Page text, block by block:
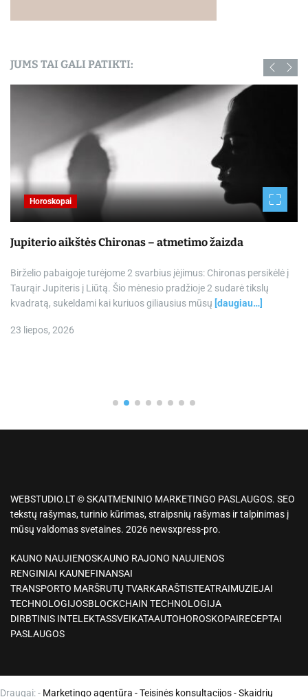
JUMS TAI GALI PATIKTI:
Horoskopai
Jupiterio aikštės Chironas – atmetimo žaizda
Birželio pabaigoje turėjome 2 svarbius įėjimus: Chironas persikėlė į
Taurąir Jupiteris į Liūtą. Šio mėnesio pradžioje 2 sudarė tikslų
kvadratą, sukeldami kai kuriuos giliausius mūsų [daugiau…]
23 liepos, 2026
WEBSTUDIO.LT © SKAITMENINIO MARKETINGO PASLAUGOS. SEO
tekstų rašymas, turinio kūrimas, straipsnių rašymas ir talpinimas į
mūsų valdomas svetaines. 2026 newsxpress-pro.
KAUNO NAUJIENOSKAUNO RAJONO NAUJIENOS
RENGINIAI KAUNEFINANSAI
TRANSPORTO MARŠRUTŲ TVARKARAŠTISTEATRAIMUZIEJAI
TECHNOLOGIJOSBLOCKCHAIN TECHNOLOGIJA
DIRBTINIS INTELEKTASSVEIKATAAUTOHOROSKOPAIRECEPTAI
PASLAUGOS
Draugai: - Marketingo agentūra -Teisinės konsultacijos-Skaidrių